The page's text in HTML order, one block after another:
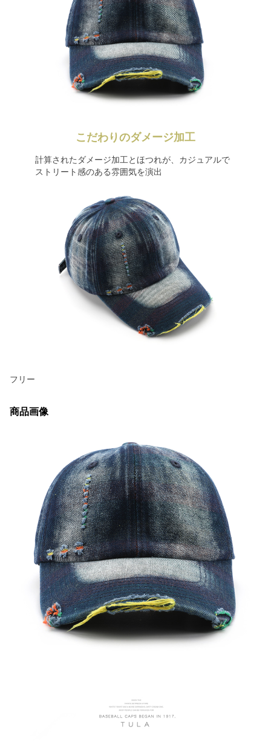
こだわりのダメージ加工
計算されたダメージ加工とほつれが、カジュアルで
ストリート感のある雰囲気を演出
フリー
商品画像